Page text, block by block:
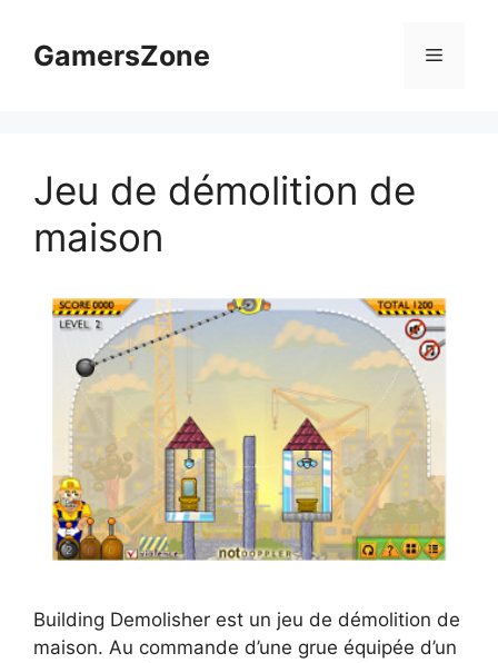
contenuGamersZone Menu
Jeu de démolition de
maison
Building Demolisher est un jeu de démolition de
maison. Au commande d’une grue équipée d’un